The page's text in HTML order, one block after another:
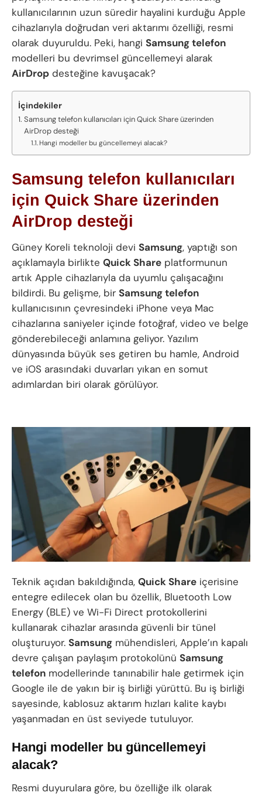
kullanıcılarının uzun süredir hayalini kurduğu Apple
cihazlarıyla doğrudan veri aktarımı özelliği, resmi
olarak duyuruldu. Peki, hangi Samsung telefon
modelleri bu devrimsel güncellemeyi alarak
AirDrop desteğine kavuşacak?
İçindekiler
Samsung telefon kullanıcıları için Quick Share üzerinden
AirDrop desteği
Hangi modeller bu güncellemeyi alacak?
Samsung telefon kullanıcıları
için Quick Share üzerinden
AirDrop desteği
Güney Koreli teknoloji devi Samsung, yaptığı son
açıklamayla birlikte Quick Share platformunun
artık Apple cihazlarıyla da uyumlu çalışacağını
bildirdi. Bu gelişme, bir Samsung telefon
kullanıcısının çevresindeki iPhone veya Mac
cihazlarına saniyeler içinde fotoğraf, video ve belge
gönderebileceği anlamına geliyor. Yazılım
dünyasında büyük ses getiren bu hamle, Android
ve iOS arasındaki duvarları yıkan en somut
adımlardan biri olarak görülüyor.
Teknik açıdan bakıldığında, Quick Share içerisine
entegre edilecek olan bu özellik, Bluetooth Low
Energy (BLE) ve Wi-Fi Direct protokollerini
kullanarak cihazlar arasında güvenli bir tünel
oluşturuyor. Samsung mühendisleri, Apple’ın kapalı
devre çalışan paylaşım protokolünü Samsung
telefon modellerinde tanınabilir hale getirmek için
Google ile de yakın bir iş birliği yürüttü. Bu iş birliği
sayesinde, kablosuz aktarım hızları kalite kaybı
yaşanmadan en üst seviyede tutuluyor.
Hangi modeller bu güncellemeyi
alacak?
Resmi duyurulara göre, bu özelliğe ilk olarak